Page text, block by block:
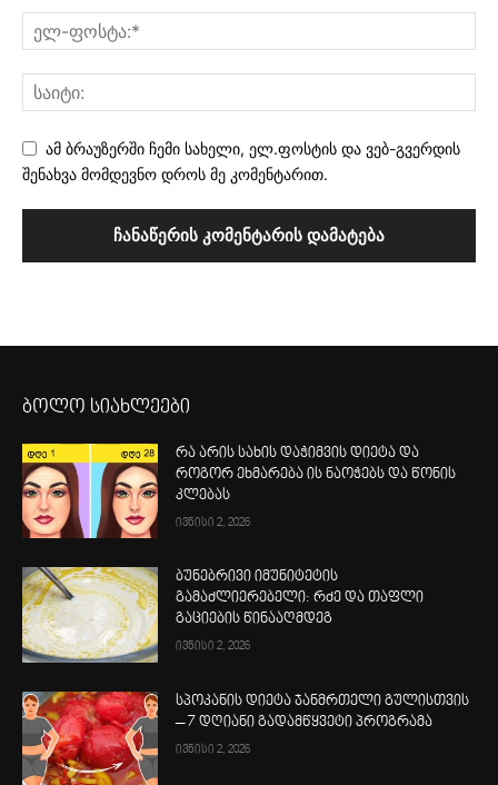
ამ ბრაუზერში ჩემი სახელი, ელ.ფოსტის და ვებ-გვერდის
შენახვა მომდევნო დროს მე კომენტარით.
ბოლო სიახლეები
რა არის სახის დაჭიმვის დიეტა და
როგორ ეხმარება ის ნაოჭებს და წონის
კლებას
ივნისი 2, 2026
ბუნებრივი იმუნიტეტის
გამაძლიერებელი: რძე და თაფლი
გაციების წინააღმდეგ
ივნისი 2, 2026
სპოკანის დიეტა ჯანმრთელი გულისთვის
– 7 დღიანი გადამწყვეტი პროგრამა
ივნისი 2, 2026